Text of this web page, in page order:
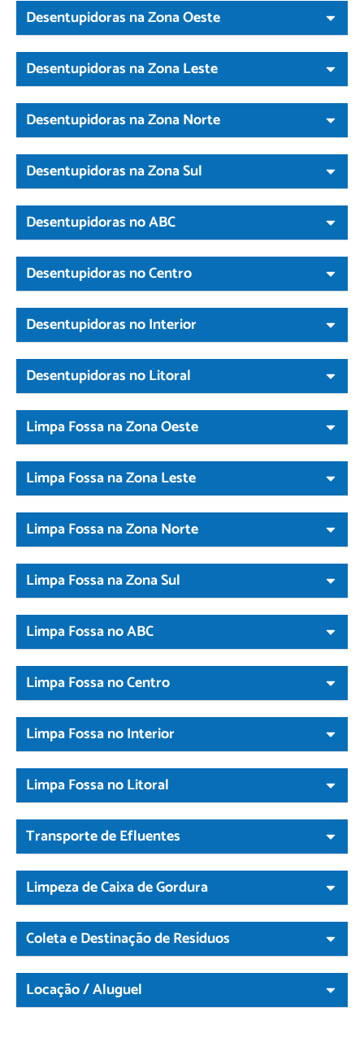
Desentupidoras na Zona Oeste
Desentupidoras na Zona Leste
Desentupidoras na Zona Norte
Desentupidoras na Zona Sul
Desentupidoras no ABC
Desentupidoras no Centro
Desentupidoras no Interior
Desentupidoras no Litoral
Limpa Fossa na Zona Oeste
Limpa Fossa na Zona Leste
Limpa Fossa na Zona Norte
Limpa Fossa na Zona Sul
Limpa Fossa no ABC
Limpa Fossa no Centro
Limpa Fossa no Interior
Limpa Fossa no Litoral
Transporte de Efluentes
Limpeza de Caixa de Gordura
Coleta e Destinação de Resíduos
Locação / Aluguel